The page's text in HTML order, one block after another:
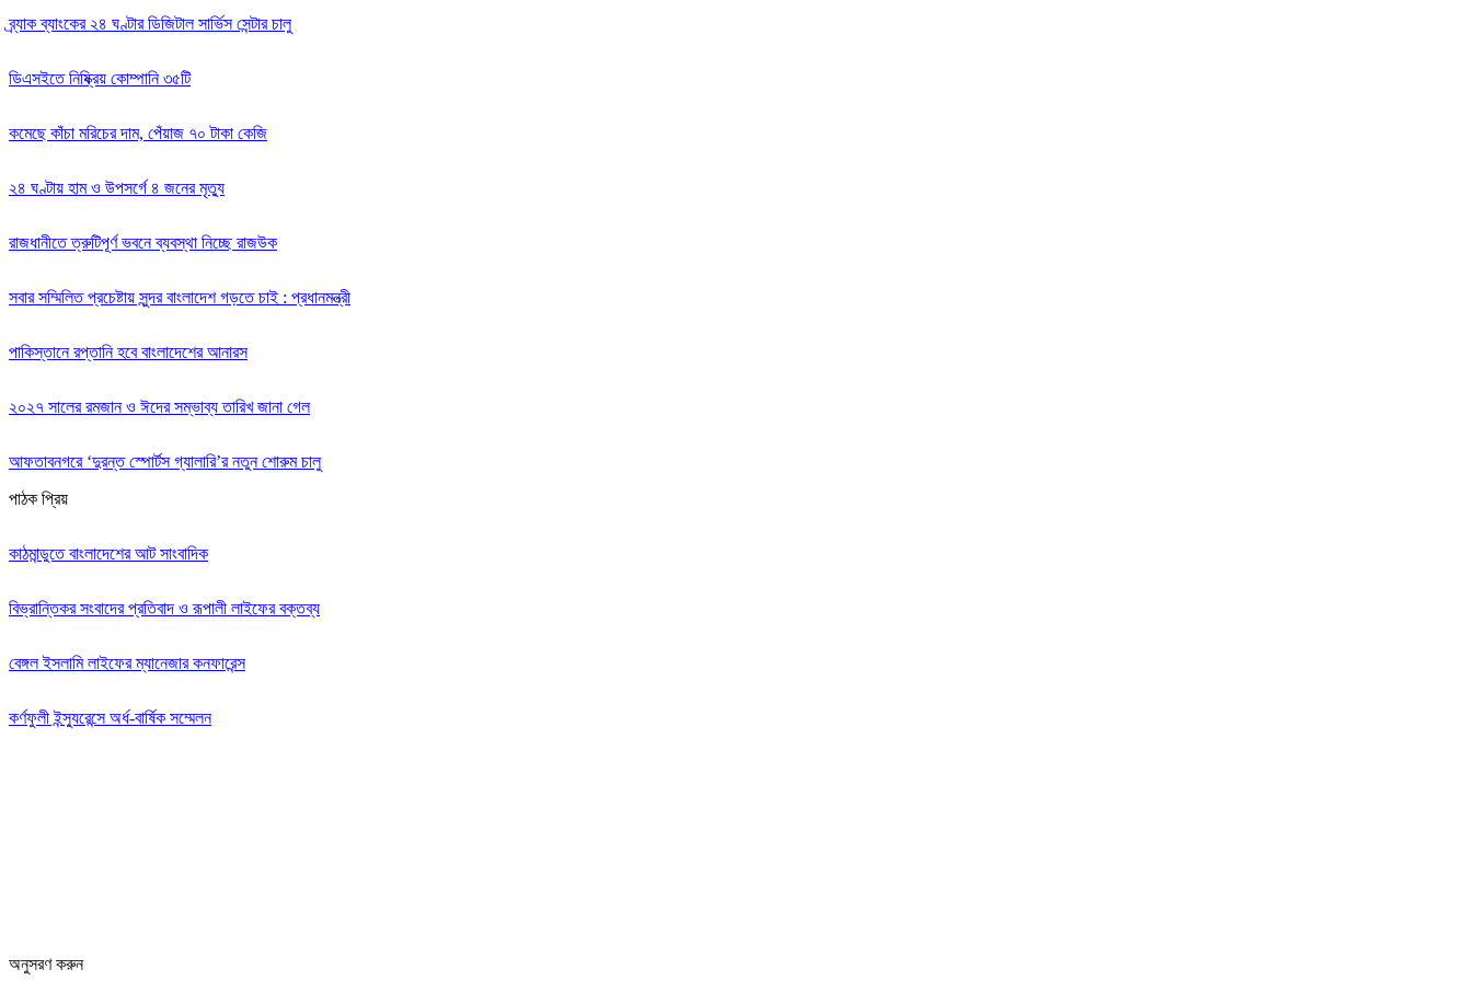
ব্র্যাক ব্যাংকের ২৪ ঘণ্টার ডিজিটাল সার্ভিস সেন্টার চালু
ডিএসইতে নিষ্ক্রিয় কোম্পানি ৩৫টি
কমেছে কাঁচা মরিচের দাম, পেঁয়াজ ৭০ টাকা কেজি
২৪ ঘণ্টায় হাম ও উপসর্গে ৪ জনের মৃত্যু
রাজধানীতে ত্রুটিপূর্ণ ভবনে ব্যবস্থা নিচ্ছে রাজউক
সবার সম্মিলিত প্রচেষ্টায় সুন্দর বাংলাদেশ গড়তে চাই : প্রধানমন্ত্রী
পাকিস্তানে রপ্তানি হবে বাংলাদেশের আনারস
২০২৭ সালের রমজান ও ঈদের সম্ভাব্য তারিখ জানা গেল
আফতাবনগরে ‘দুরন্ত স্পোর্টস গ্যালারি’র নতুন শোরুম চালু
পাঠক প্রিয়
কাঠমান্ডুতে বাংলাদেশের আট সাংবাদিক
বিভ্রান্তিকর সংবাদের প্রতিবাদ ও রূপালী লাইফের বক্তব্য
বেঙ্গল ইসলামি লাইফের ম্যানেজার কনফারেন্স
কর্ণফুলী ইন্স্যুরেন্সে অর্ধ-বার্ষিক সম্মেলন
অনুসরণ করুন